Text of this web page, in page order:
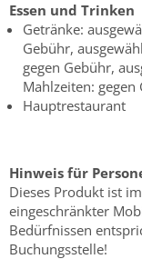
Essen und Trinken
Getränke:
Gebühr,
gegen Gebühr,
Mahlzeiten: gegen
Hauptrestaurant
Hinweis für
Dieses Produkt ist
eingeschränkter
Bedürfnissen
Buchungsstelle!